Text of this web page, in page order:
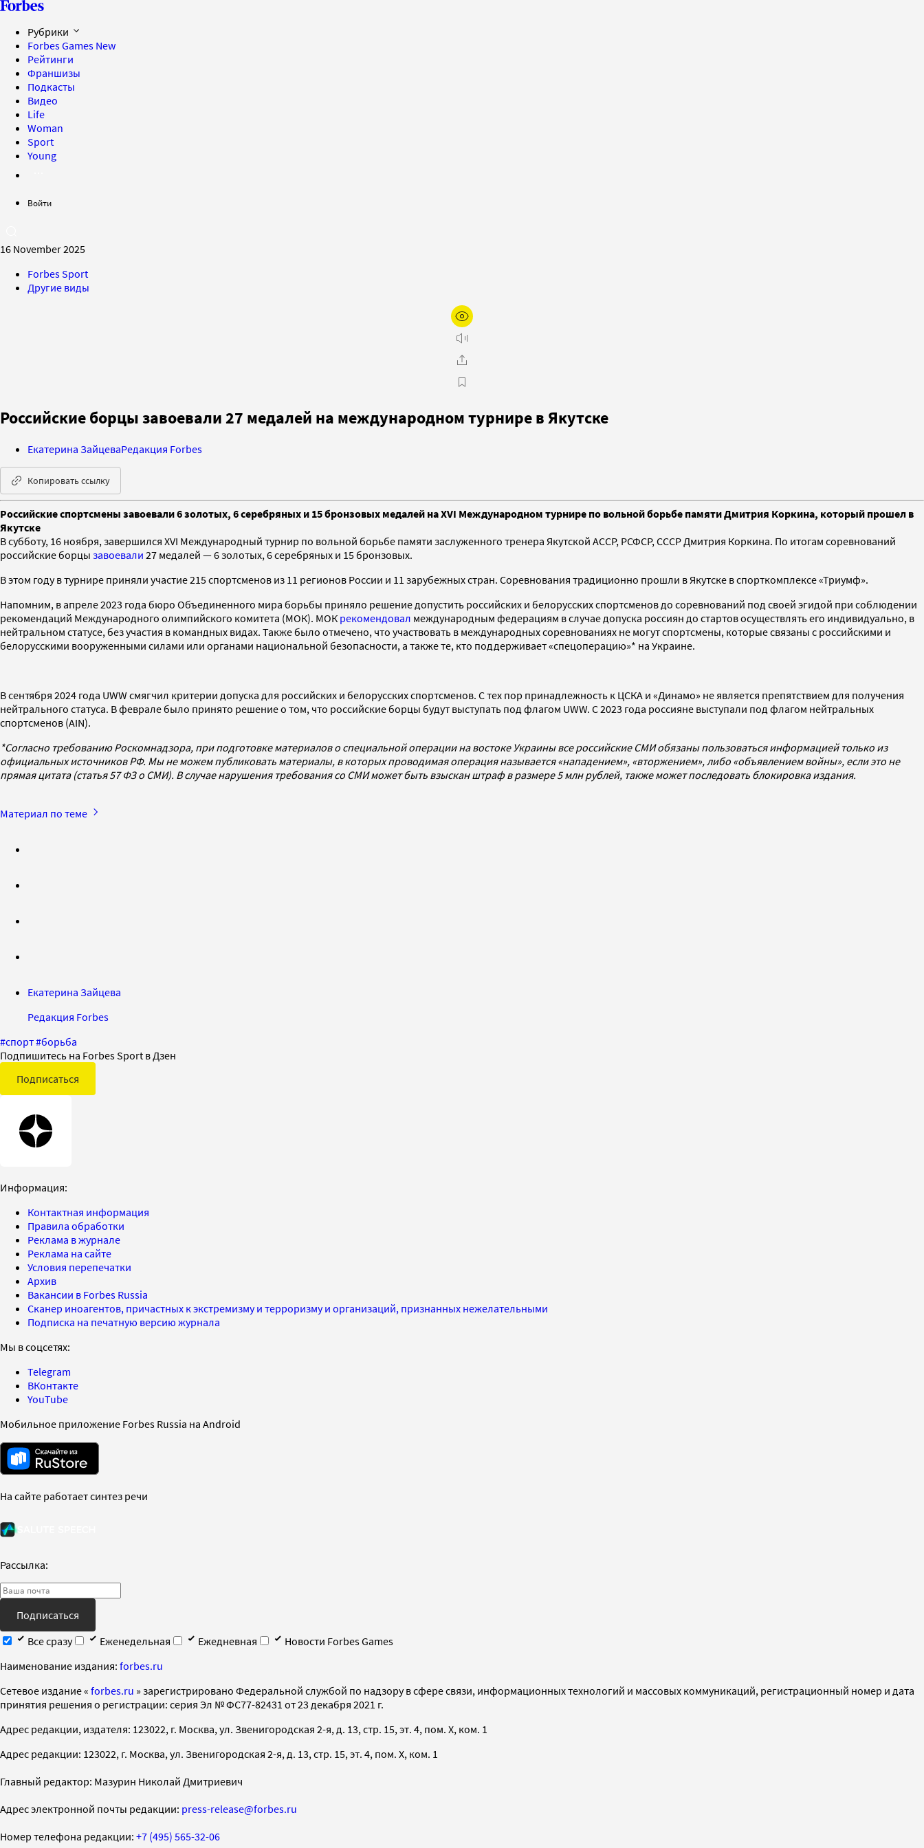
Рубрики
Forbes Games New
Рейтинги
Франшизы
Подкасты
Видео
Life
Woman
Sport
Young
Войти
16 November 2025
Forbes Sport
Другие виды
Российские борцы завоевали 27 медалей на международном турнире в Якутске
Екатерина ЗайцеваРедакция Forbes
Копировать ссылку
Российские спортсмены завоевали 6 золотых, 6 серебряных и 15 бронзовых медалей на XVI Международном турнире по вольной борьбе памяти Дмитрия Коркина, который прошел в
Якутске
В субботу, 16 ноября, завершился XVI Международный турнир по вольной борьбе памяти заслуженного тренера Якутской АССР, РСФСР, СССР Дмитрия Коркина. По итогам соревнований
российские борцы завоевали 27 медалей — 6 золотых, 6 серебряных и 15 бронзовых.
В этом году в турнире приняли участие 215 спортсменов из 11 регионов России и 11 зарубежных стран. Соревнования традиционно прошли в Якутске в спорткомплексе «Триумф».
Напомним, в апреле 2023 года бюро Объединенного мира борьбы приняло решение допустить российских и белорусских спортсменов до соревнований под своей эгидой при соблюдении
рекомендаций Международного олимпийского комитета (МОК). МОК рекомендовал международным федерациям в случае допуска россиян до стартов осуществлять его индивидуально, в
нейтральном статусе, без участия в командных видах. Также было отмечено, что участвовать в международных соревнованиях не могут спортсмены, которые связаны с российскими и
белорусскими вооруженными силами или органами национальной безопасности, а также те, кто поддерживает «спецоперацию»* на Украине.
В сентября 2024 года UWW смягчил критерии допуска для российских и белорусских спортсменов. С тех пор принадлежность к ЦСКА и «Динамо» не является препятствием для получения
нейтрального статуса. В феврале было принято решение о том, что российские борцы будут выступать под флагом UWW. С 2023 года россияне выступали под флагом нейтральных
спортсменов (AIN).
*Согласно требованию Роскомнадзора, при подготовке материалов о специальной операции на востоке Украины все российские СМИ обязаны пользоваться информацией только из
официальных источников РФ. Мы не можем публиковать материалы, в которых проводимая операция называется «нападением», «вторжением», либо «объявлением войны», если это не
прямая цитата (статья 57 ФЗ о СМИ). В случае нарушения требования со СМИ может быть взыскан штраф в размере 5 млн рублей, также может последовать блокировка издания.
Материал по теме
Екатерина Зайцева
Редакция Forbes
#спорт#борьба
Подпишитесь на Forbes Sport в Дзен
Подписаться
Информация:
Контактная информация
Правила обработки
Реклама в журнале
Реклама на сайте
Условия перепечатки
Архив
Вакансии в Forbes Russia
Сканер иноагентов, причастных к экстремизму и терроризму и организаций, признанных нежелательными
Подписка на печатную версию журнала
Мы в соцсетях:
Telegram
ВКонтакте
YouTube
Мобильное приложение Forbes Russia на Android
На сайте работает синтез речи
Рассылка:
Подписаться
Все сразу
Еженедельная Ежедневная
Новости Forbes Games
Наименование издания: forbes.ru
Cетевое издание « forbes.ru » зарегистрировано Федеральной службой по надзору в сфере связи, информационных технологий и массовых коммуникаций, регистрационный номер и дата
принятия решения о регистрации: серия Эл № ФС77-82431 от 23 декабря 2021 г.
Адрес редакции, издателя: 123022, г. Москва, ул. Звенигородская 2-я, д. 13, стр. 15, эт. 4, пом. X, ком. 1
Адрес редакции: 123022, г. Москва, ул. Звенигородская 2-я, д. 13, стр. 15, эт. 4, пом. X, ком. 1
Главный редактор: Мазурин Николай Дмитриевич
Адрес электронной почты редакции: press-release@forbes.ru
Номер телефона редакции: +7 (495) 565-32-06